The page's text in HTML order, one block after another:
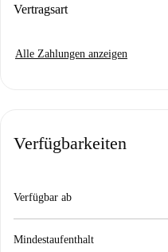
Vertragsart
Alle Zahlungen anzeigen
Verfügbarkeiten
Verfügbar ab
Mindestaufenthalt